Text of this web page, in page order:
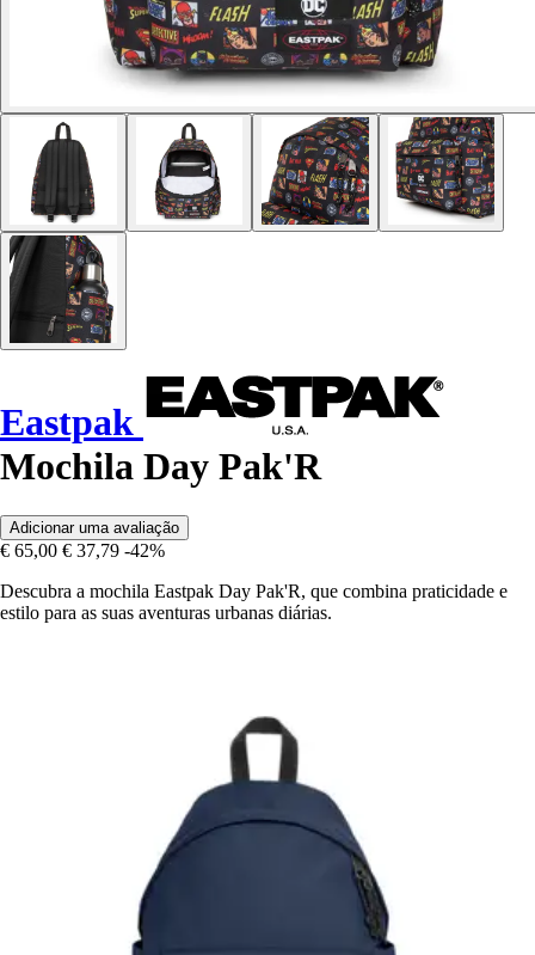
Eastpak
Mochila Day Pak'R
Adicionar uma avaliação
€ 65,00 € 37,79 -42%
Descubra a mochila Eastpak Day Pak'R, que combina praticidade e
estilo para as suas aventuras urbanas diárias.